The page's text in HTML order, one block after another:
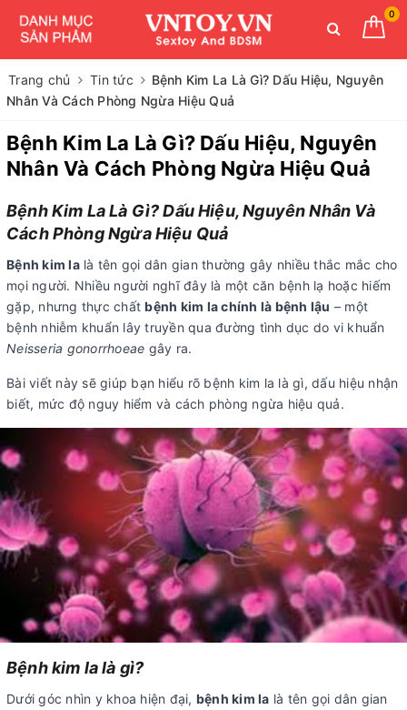
0
Trang chủ Tin tức
Bệnh Kim La Là Gì? Dấu Hiệu, Nguyên
Nhân Và Cách Phòng Ngừa Hiệu Quả
Bệnh Kim La Là Gì? Dấu Hiệu, Nguyên
Nhân Và Cách Phòng Ngừa Hiệu Quả
Bệnh Kim La Là Gì? Dấu Hiệu, Nguyên Nhân Và
Cách Phòng Ngừa Hiệu Quả
Bệnh kim lalà tên gọi dân gian thường gây nhiều thắc mắc cho
mọi người. Nhiều người nghĩ đây là một căn bệnh lạ hoặc hiếm
gặp, nhưng thực chấtbệnh kim la chính là bệnh lậu – một
bệnh nhiễm khuẩn lây truyền qua đường tình dục do vi khuẩn
Neisseria gonorrhoeae gây ra.
Bài viết này sẽ giúp bạn hiểu rõ bệnh kim la là gì, dấu hiệu nhận
biết, mức độ nguy hiểm và cách phòng ngừa hiệu quả.
Bệnh kim la là gì?
Dưới góc nhìn y khoa hiện đại, bệnh kim la là tên gọi dân gian